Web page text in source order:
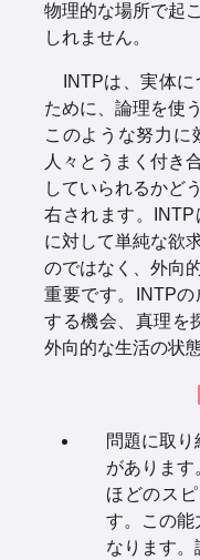
物理的な場所で起
しれません。
INTPは、実体に
ために、論理を使
このような努力に
人々とうまく付き
していられるかど
右されます。
に対して単純な欲
のではなく、外向
重要です。INTP
する機会、真理を
外向的な生活の状
問題に取
がありま
ほどのス
す。この能
なります